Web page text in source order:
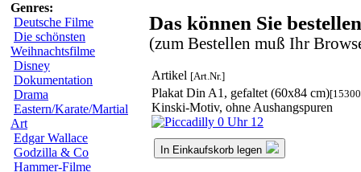
Genres:
Deutsche Filme
Die schönsten
Weihnachtsfilme
Disney
Dokumentation
Drama
Eastern/Karate/Martial
Art
Edgar Wallace
Godzilla & Co
Hammer-Filme
Das können Sie
(zum Bestellen muß Ihr
Artikel [Art.Nr.]
Plakat Din A1, gefaltet (60x84 cm)
Kinski-Motiv, ohne Aushangspuren
In Einkaufskorb legen